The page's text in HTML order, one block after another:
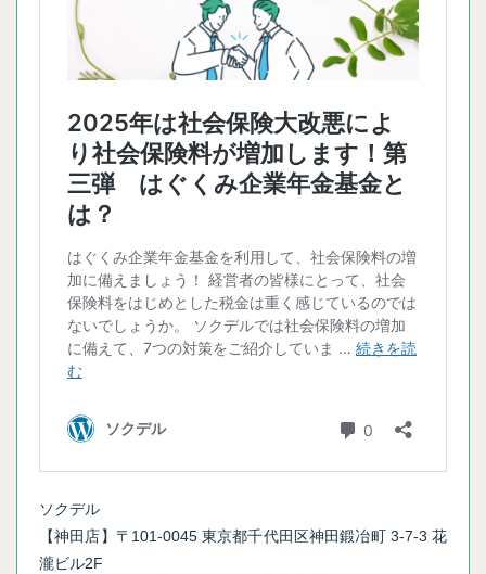
ソクデル
【神田店】〒101-0045 東京都千代田区神田鍛冶町 3-7-3 花
瀧ビル2F